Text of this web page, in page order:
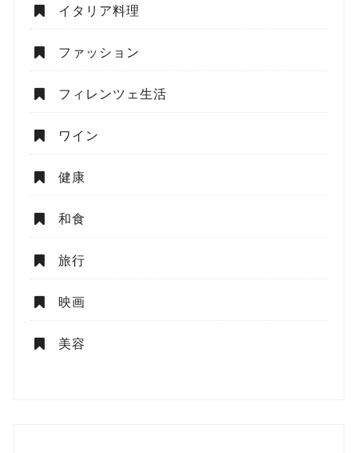
イタリア料理
ファッション
フィレンツェ生活
ワイン
健康
和食
旅行
映画
美容